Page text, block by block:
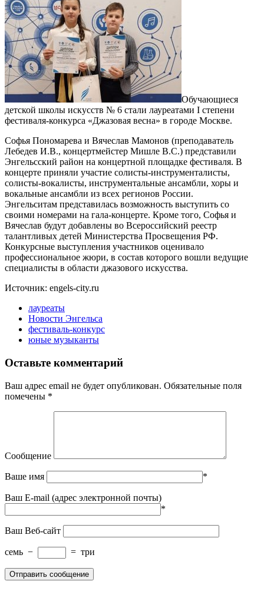
Обучающиеся
детской школы искусств № 6 стали лауреатами I степени
фестиваля-конкурса «Джазовая весна» в городе Москве.
Софья Пономарева и Вячеслав Мамонов (преподаватель
Лебедев И.В., концертмейстер Мишле В.С.) представили
Энгельсский район на концертной площадке фестиваля. В
концерте приняли участие солисты-инструменталисты,
солисты-вокалисты, инструментальные ансамбли, хоры и
вокальные ансамбли из всех регионов России.
Энгельситам представилась возможность выступить со
своими номерами на гала-концерте. Кроме того, Софья и
Вячеслав будут добавлены во Всероссийский реестр
талантливых детей Министерства Просвещения РФ.
Конкурсные выступления участников оценивало
профессиональное жюри, в состав которого вошли ведущие
специалисты в области джазового искусства.
Источник: engels-city.ru
лауреаты
Новости Энгельса
фестиваль-конкурс
юные музыканты
Оставьте комментарий
Ваш адрес email не будет опубликован. Обязательные поля
помечены *
Сообщение
Ваше имя *
Ваш E-mail (адрес электронной почты)
*
Ваш Веб-сайт
семь − = три